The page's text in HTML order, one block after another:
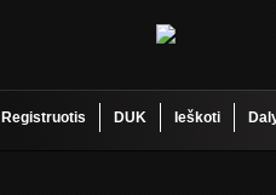
Registruotis DUK Ieškoti